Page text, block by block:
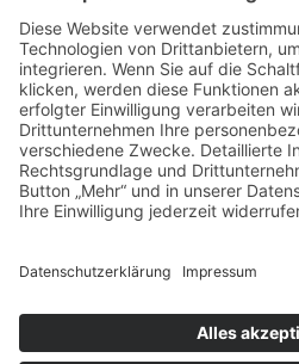
Sommercamps:
Hockey
FSJ’ler (m/w/d)
Purzel gesucht!